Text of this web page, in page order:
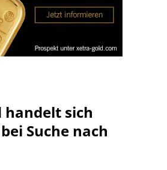
handelt sich
Suche nach